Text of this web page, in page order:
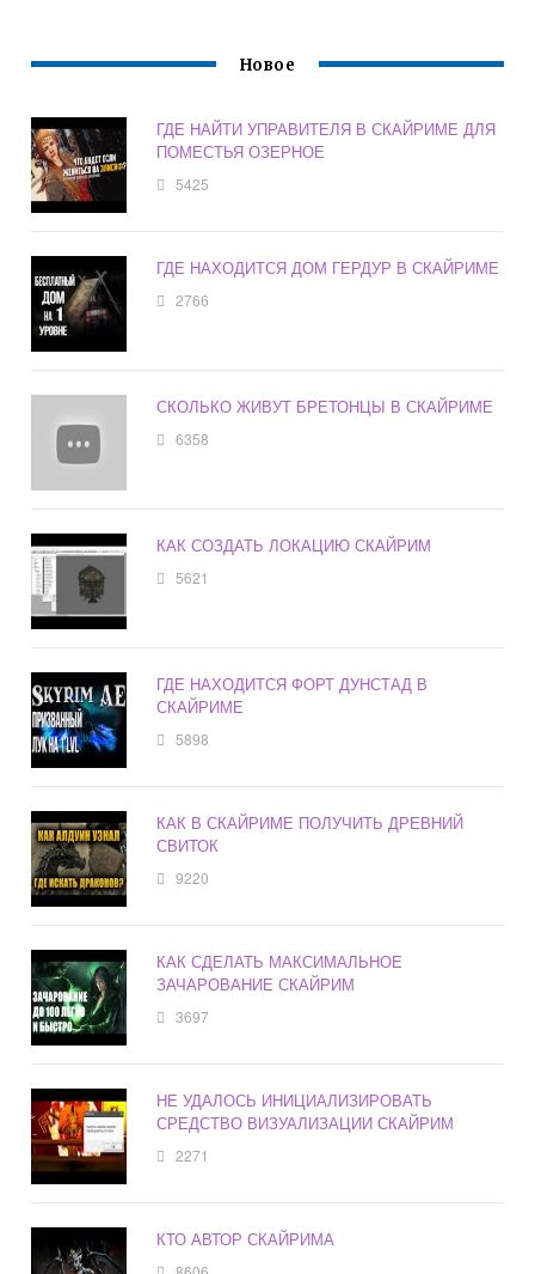
Новое
ГДЕ НАЙТИ УПРАВИТЕЛЯ В СКАЙРИМЕ ДЛЯ
ПОМЕСТЬЯ ОЗЕРНОЕ
5425
ГДЕ НАХОДИТСЯ ДОМ ГЕРДУР В СКАЙРИМЕ
2766
СКОЛЬКО ЖИВУТ БРЕТОНЦЫ В СКАЙРИМЕ
6358
КАК СОЗДАТЬ ЛОКАЦИЮ СКАЙРИМ
5621
ГДЕ НАХОДИТСЯ ФОРТ ДУНСТАД В
СКАЙРИМЕ
5898
КАК В СКАЙРИМЕ ПОЛУЧИТЬ ДРЕВНИЙ
СВИТОК
9220
КАК СДЕЛАТЬ МАКСИМАЛЬНОЕ
ЗАЧАРОВАНИЕ СКАЙРИМ
3697
НЕ УДАЛОСЬ ИНИЦИАЛИЗИРОВАТЬ
СРЕДСТВО ВИЗУАЛИЗАЦИИ СКАЙРИМ
2271
КТО АВТОР СКАЙРИМА